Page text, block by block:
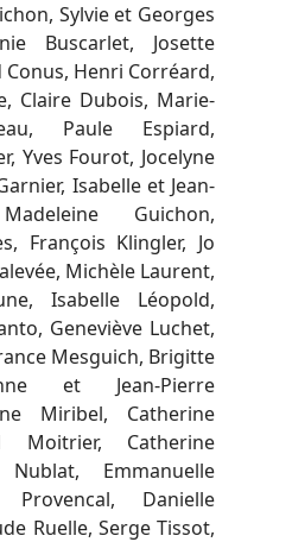
Sylvie et Georges
Buscarlet, Josette
Conus, Henri Corréard,
Claire Dubois, Marie-
Paule Espiard,
Yves Fourot, Jocelyne
Isabelle et Jean-
Guichon,
François Klingler, Jo
Michèle Laurent,
Isabelle Léopold,
Geneviève Luchet,
Mesguich, Brigitte
et Jean-Pierre
Miribel, Catherine
Moitrier, Catherine
Emmanuelle
Provencal, Danielle
Ruelle, Serge Tissot,